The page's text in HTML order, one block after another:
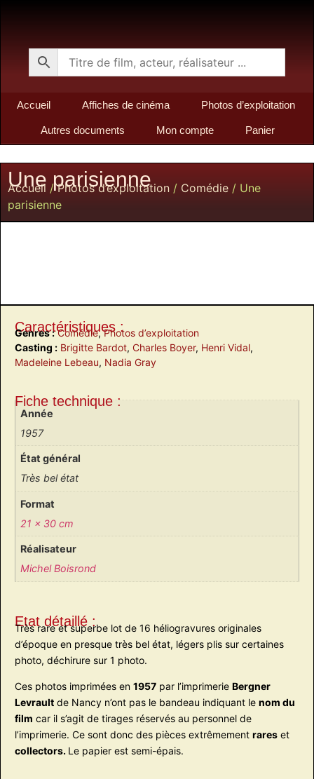
Accueil Affiches de cinéma Photos d’exploitation
Autres documents Mon compte Panier
Une parisienne
Accueil /Photos d’exploitation / Comédie / Une
parisienne
Caractéristiques :
Genres : Comédie,Photos d’exploitation
Casting : Brigitte Bardot, Charles Boyer, Henri Vidal,
Madeleine Lebeau, Nadia Gray
Fiche technique :
Année
1957
État général
Très bel état
Format
21 x 30 cm
Réalisateur
Michel Boisrond
Etat détaillé :
Très rare et superbe lot de 16 héliogravures originales
d’époque en presque très bel état, légers plis sur certaines
photo, déchirure sur 1 photo.
Ces photos imprimées en 1957 par l’imprimerie Bergner
Levrault de Nancy n’ont pas le bandeau indiquant le nom du
film car il s’agit de tirages réservés au personnel de
l’imprimerie. Ce sont donc des pièces extrêmement rares et
collectors. Le papier est semi-épais.